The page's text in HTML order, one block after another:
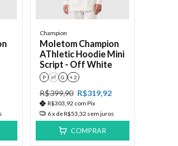
Champion
Moletom Champion
AThletic Hoodie Mini
Script - Off White
P M G + 2
R$399,90 R$319,92
R$303,92 com Pix
6x deR$53,32 sem juros
COMPRAR